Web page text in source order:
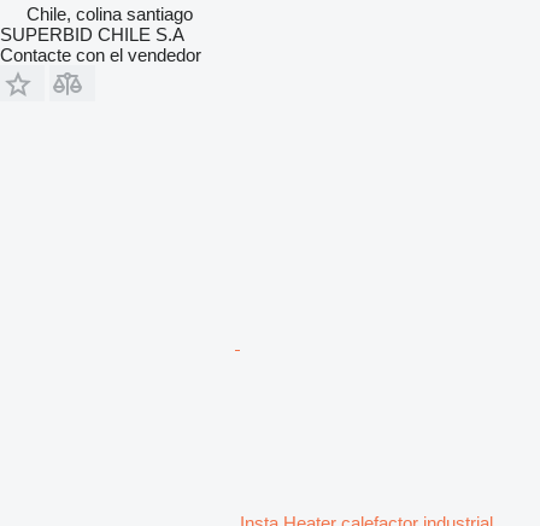
Chile, colina santiago
SUPERBID CHILE S.A
Contacte con el vendedor